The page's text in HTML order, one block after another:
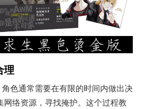
理
色通常需要在有限的时间内做出决
网络资源，寻找掩护。这个过程教